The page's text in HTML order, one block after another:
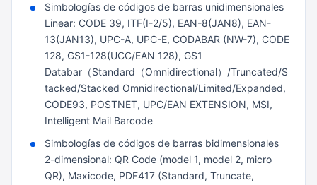
Simbologías de códigos de barras unidimensionales
Linear: CODE 39, ITF(I-2/5), EAN-8(JAN8), EAN-
13(JAN13), UPC-A, UPC-E, CODABAR (NW-7), CODE
128, GS1-128(UCC/EAN 128), GS1
Databar（Standard（Omnidirectional）/Truncated/S
tacked/Stacked Omnidirectional/Limited/Expanded,
CODE93, POSTNET, UPC/EAN EXTENSION, MSI,
Intelligent Mail Barcode
Simbologías de códigos de barras bidimensionales
2-dimensional: QR Code (model 1, model 2, micro
QR), Maxicode, PDF417 (Standard, Truncate,